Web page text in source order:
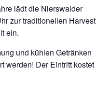
lädt die Nierswalder
zur traditionellen Harvest
ein.
und kühlen Getränken
werden! Der Eintritt kostet